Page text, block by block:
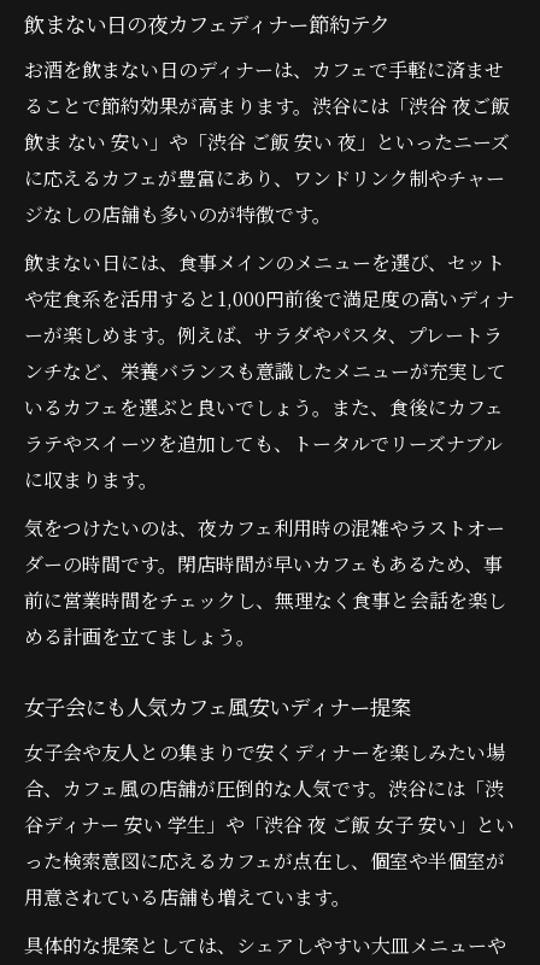
飲まない日の夜カフェディナー節約テク
お酒を飲まない日のディナーは、カフェで手軽に済ませ
ることで節約効果が高まります。渋谷には「渋谷 夜ご飯
飲ま ない 安い」や「渋谷 ご飯 安い 夜」といったニーズ
に応えるカフェが豊富にあり、ワンドリンク制やチャー
ジなしの店舗も多いのが特徴です。
飲まない日には、食事メインのメニューを選び、セット
や定食系を活用すると1,000円前後で満足度の高いディナ
ーが楽しめます。例えば、サラダやパスタ、プレートラ
ンチなど、栄養バランスも意識したメニューが充実して
いるカフェを選ぶと良いでしょう。また、食後にカフェ
ラテやスイーツを追加しても、トータルでリーズナブル
に収まります。
気をつけたいのは、夜カフェ利用時の混雑やラストオー
ダーの時間です。閉店時間が早いカフェもあるため、事
前に営業時間をチェックし、無理なく食事と会話を楽し
める計画を立てましょう。
女子会にも人気カフェ風安いディナー提案
女子会や友人との集まりで安くディナーを楽しみたい場
合、カフェ風の店舗が圧倒的な人気です。渋谷には「渋
谷ディナー 安い 学生」や「渋谷 夜 ご飯 女子 安い」とい
った検索意図に応えるカフェが点在し、個室や半個室が
用意されている店舗も増えています。
具体的な提案としては、シェアしやすい大皿メニューや